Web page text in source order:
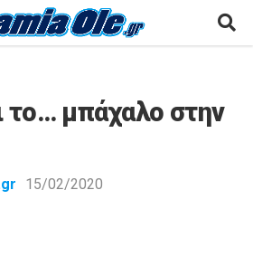
το… μπάχαλο στην
15/02/2020